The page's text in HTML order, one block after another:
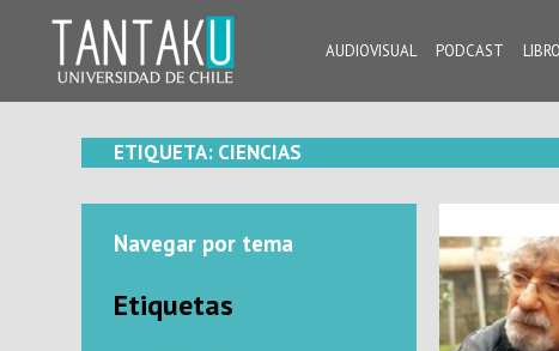
content
AUDIOVISUAL PODCAST
ETIQUETA: CIENCIAS
Navegar por tema
Etiquetas